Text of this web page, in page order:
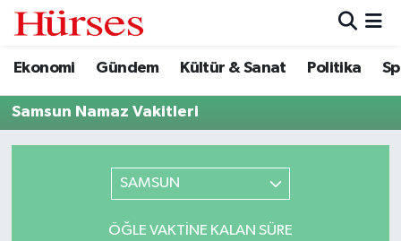
Ekonomi Gündem Kültür & Sanat Politika
Samsun Namaz Vakitleri
SAMSUN
ÖĞLE VAKTINE KALAN SÜRE
Ekonomi
Gündem
Hava Durumu
Trafik Durumu
Tüm Manşetler